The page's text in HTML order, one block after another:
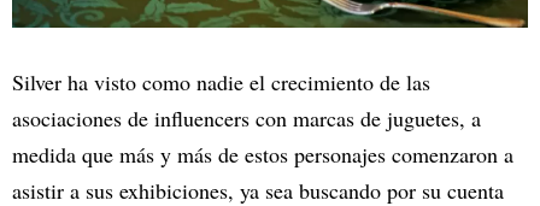
Silver ha visto como nadie el crecimiento de las
asociaciones de influencers con marcas de juguetes, a
medida que más y más de estos personajes comenzaron a
asistir a sus exhibiciones, ya sea buscando por su cuenta